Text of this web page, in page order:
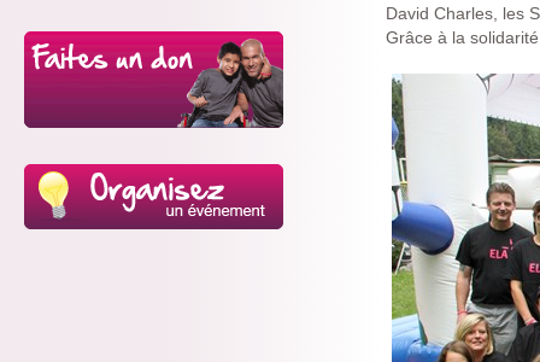
David Charles, les
Grâce à la